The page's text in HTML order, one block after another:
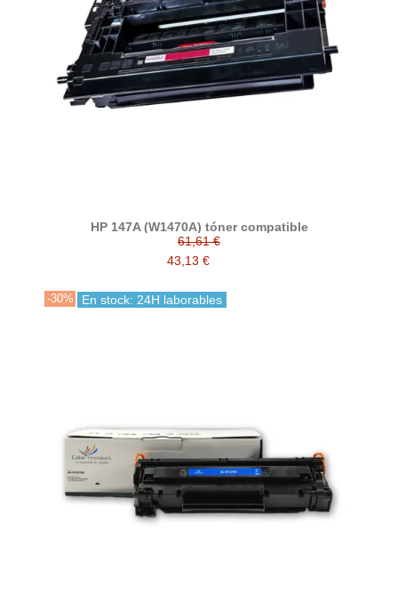
HP 147A (W1470A) tóner compatible
61,61 €
43,13 €
-30% En stock: 24H laborables